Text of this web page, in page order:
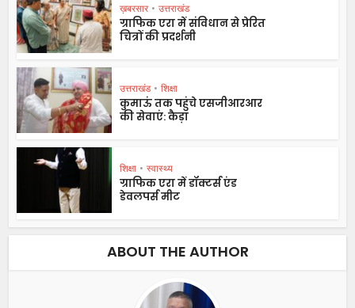
ख़बरसार • उत्तराखंड
ग्राफिक एरा में संविधान से प्रेरित
चित्रों की प्रदर्शनी
उत्तराखंड • शिक्षा
कुमाऊं तक पहुंचे एसजीआरआर
की सेवाएं: कैड़ा
शिक्षा • स्वास्थ्य
ग्राफिक एरा में डॉक्टर्स एंड
डेवलपर्स मीट
ABOUT THE AUTHOR